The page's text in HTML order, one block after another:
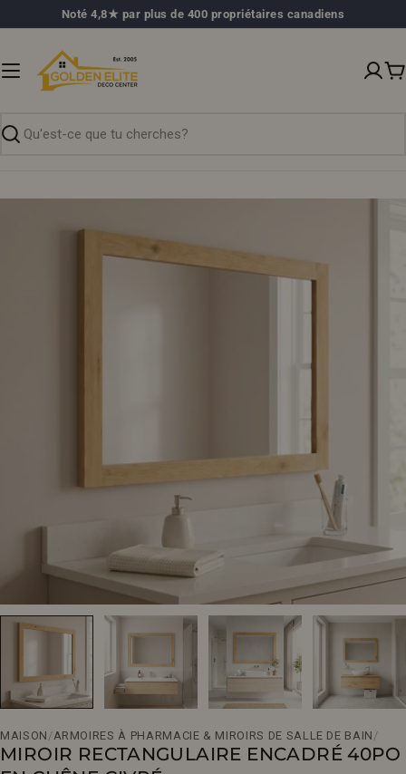
au
Noté 4,8★ par plus de 400 propriétaires canadiens
Recherche
MAISON /ARMOIRES À PHARMACIE & MIROIRS DE SALLE DE BAIN /
MIROIR RECTANGULAIRE ENCADRÉ 40PO